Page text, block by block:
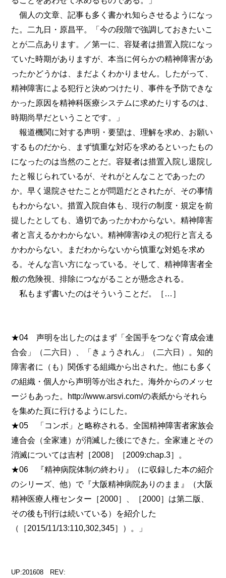
個人の文章、記事も多く書かれ知らさせるようになっ
た。二九日・原昌平。「今の段階で強調しておきたいこ
とが二点あります。／第一に、容疑者は措置入院になっ
ていた時期がありますが、本当に何らかの精神障害があ
ったかどうかは、まだよくわかりません。したがって、
精神障害による犯行と決めつけたり、事件を予防できな
かった原因を精神科医療システムに求めたりするのは、
時期尚早だということです。」
報道機関に対する声明・要望は、理解を求め、お願い
するものだから、まず慎重な対応を求めるといったもの
になったのは当然のことだ。容疑者は措置入院し退院し
たと報じられているが、それがとんなことであったの
か。早く退院させたことが問題だとされたが、その事情
もわからない。措置入院自体も、現行の制度・規定を前
提したとしても、適切であったかわからない。精神障害
者と言えるかわからない。精神障害ゆえの犯行と言える
かわからない。まだわからないから慎重な対処を求め
る。そんな言い方になっている。そして、精神障害者全
般の危険視、排除につながることが懸念される。
私もまず書いたのはそういうことだ。［…］
★04 声明を出したのはまず「全国手をつなぐ育成会連
合会」（二六日）、「きょうされん」（二六日）。知的
障害者に（も）関係する組織から出された。他にも多く
の組織・個人から声明等が出された。海外からのメッセ
ージもあった。http://www.arsvi.com/の表紙からそれら
を集めた頁に行けるようにした。
★05 「コンボ」と略称される。全国精神障害者家族会
連合会（全家連）が消滅した後にできた。全家連とその
消滅については吉村［2008］［2009:chap.3］。
★06 『精神病院体制の終わり』（に収録した本の紹介
のシリーズ、他）で『大阪精神病院ありのまま』（大阪
精神医療人権センター［2000］、［2000］は第二版、
その後も刊行は続いている）を紹介した
（［2015/11/13:110,302,345］）。」
UP:201608 REV: